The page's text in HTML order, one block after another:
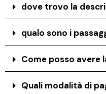
dove trovo la
qualo sono i
Come posso
Quali modalità di